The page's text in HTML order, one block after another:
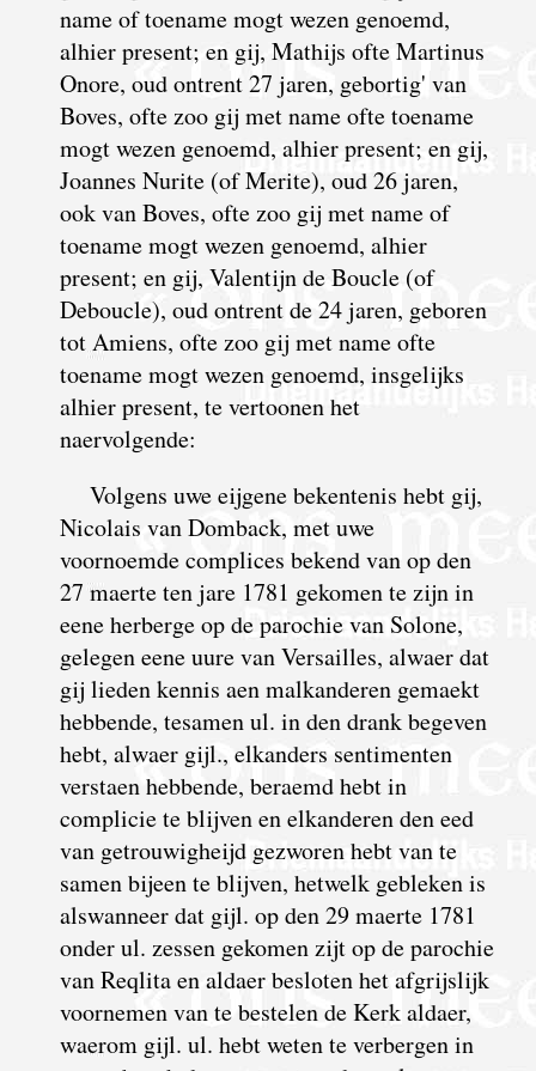
name of toename mogt wezen genoemd,
alhier present; en gij, Mathijs ofte Martinus
Onore, oud ontrent 27 jaren, gebortig' van
Boves, ofte zoo gij met name ofte toename
mogt wezen genoemd, alhier present; en gij,
Joannes Nurite (of Merite), oud 26 jaren,
ook van Boves, ofte zoo gij met name of
toename mogt wezen genoemd, alhier
present; en gij, Valentijn de Boucle (of
Deboucle), oud ontrent de 24 jaren, geboren
tot Amiens, ofte zoo gij met name ofte
toename mogt wezen genoemd, insgelijks
alhier present, te vertoonen het
naervolgende:
Volgens uwe eijgene bekentenis hebt gij,
Nicolais van Domback, met uwe
voornoemde complices bekend van op den
27 maerte ten jare 1781 gekomen te zijn in
eene herberge op de parochie van Solone,
gelegen eene uure van Versailles, alwaer dat
gij lieden kennis aen malkanderen gemaekt
hebbende, tesamen ul. in den drank begeven
hebt, alwaer gijl., elkanders sentimenten
verstaen hebbende, beraemd hebt in
complicie te blijven en elkanderen den eed
van getrouwigheijd gezworen hebt van te
samen bijeen te blijven, hetwelk gebleken is
alswanneer dat gijl. op den 29 maerte 1781
onder ul. zessen gekomen zijt op de parochie
van Reqlita en aldaer besloten het afgrijslijk
voornemen van te bestelen de Kerk aldaer,
waerom gijl. ul. hebt weten te verbergen in